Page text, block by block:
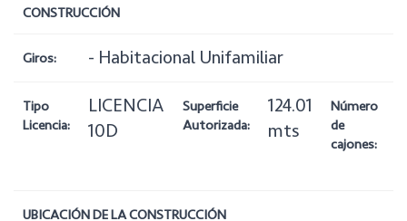
CONSTRUCCIÓN
Giros: - Habitacional Unifamiliar
Tipo
Licencia:
LICENCIA
10D
Superficie
Autorizada:
124.01
mts
Número
de
cajones:
UBICACIÓN DE LA CONSTRUCCIÓN